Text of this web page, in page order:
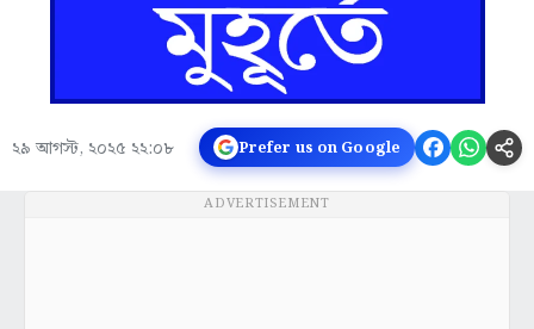
২৯ আগস্ট, ২০২৫ ২২:০৮ Prefer us on Google
ADVERTISEMENT